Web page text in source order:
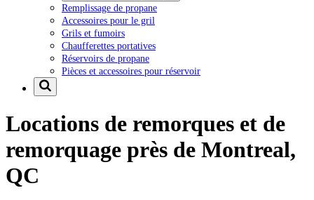
Remplissage de propane
Accessoires pour le gril
Grils et fumoirs
Chaufferettes portatives
Réservoirs de propane
Pièces et accessoires pour réservoir
Locations de remorques et de
remorquage près de Montreal,
QC